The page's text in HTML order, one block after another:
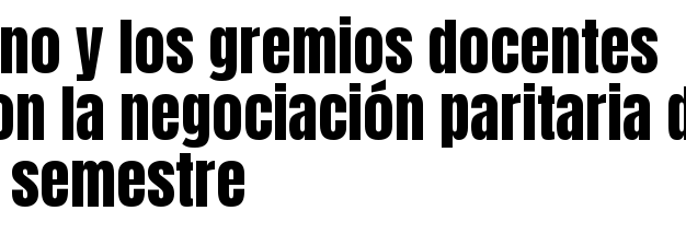
y los gremios docentes
la negociación paritaria